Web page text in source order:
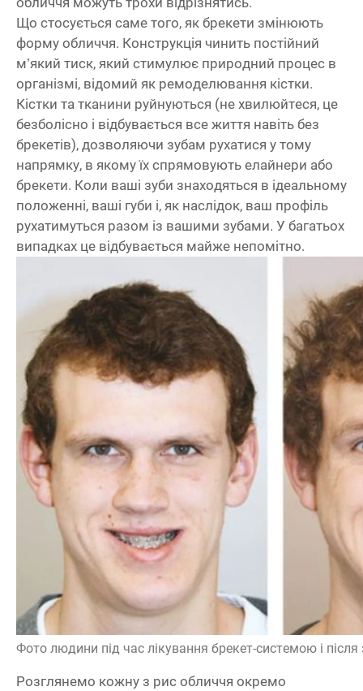
Що стосується саме того, як брекети змінюють
форму обличчя. Конструкція чинить постійний
м’який тиск, який стимулює природний процес в
організмі, відомий як ремоделювання кістки.
Кістки та тканини руйнуються (не хвилюйтеся, це
безболісно і відбувається все життя навіть без
брекетів), дозволяючи зубам рухатися у тому
напрямку, в якому їх спрямовують елайнери або
брекети. Коли ваші зуби знаходяться в ідеальному
положенні, ваші губи і, як наслідок, ваш профіль
рухатимуться разом із вашими зубами. У багатьох
випадках це відбувається майже непомітно.
Фото людини під час лікування брекет-системою і
Розглянемо кожну з рис обличчя окремо